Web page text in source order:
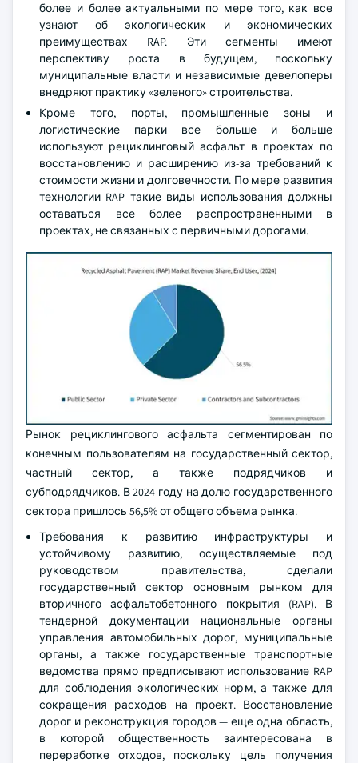
более и более актуальными по мере того, как все
узнают об экологических и экономических
преимуществах RAP. Эти сегменты имеют
перспективу роста в будущем, поскольку
муниципальные власти и независимые девелоперы
внедряют практику «зеленого» строительства.
Кроме того, порты, промышленные зоны и
логистические парки все больше и больше
используют рециклинговый асфальт в проектах по
восстановлению и расширению из-за требований к
стоимости жизни и долговечности. По мере развития
технологии RAP такие виды использования должны
оставаться все более распространенными в
проектах, не связанных с первичными дорогами.
Рынок рециклингового асфальта сегментирован по
конечным пользователям на государственный сектор,
частный сектор, а также подрядчиков и
субподрядчиков. В 2024 году на долю государственного
сектора пришлось 56,5% от общего объема рынка.
Требования к развитию инфраструктуры и
устойчивому развитию, осуществляемые под
руководством правительства, сделали
государственный сектор основным рынком для
вторичного асфальтобетонного покрытия (RAP). В
тендерной документации национальные органы
управления автомобильных дорог, муниципальные
органы, а также государственные транспортные
ведомства прямо предписывают использование RAP
для соблюдения экологических норм, а также для
сокращения расходов на проект. Восстановление
дорог и реконструкция городов — еще одна область,
в которой общественность заинтересована в
переработке отходов, поскольку цель получения